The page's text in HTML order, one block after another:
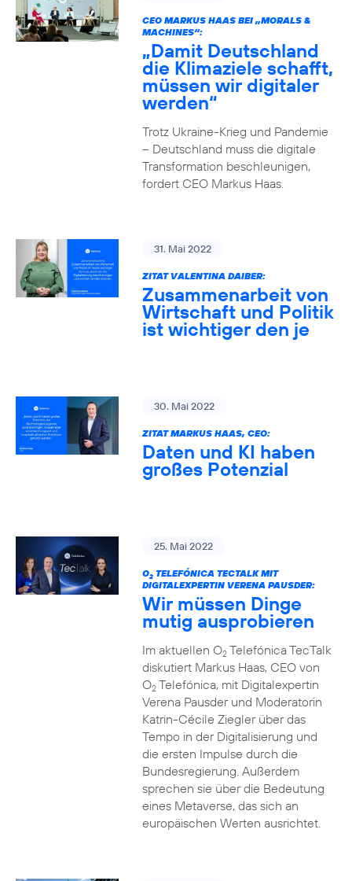
CEO MARKUS HAAS BEI „MORALS &
MACHINES“:
„Damit Deutschland
die Klimaziele schafft,
müssen wir digitaler
werden“
Trotz Ukraine-Krieg und Pandemie
– Deutschland muss die digitale
Transformation beschleunigen,
fordert CEO Markus Haas.
31. Mai 2022
ZITAT VALENTINA DAIBER:
Zusammenarbeit von
Wirtschaft und Politik
ist wichtiger den je
30. Mai 2022
ZITAT MARKUS HAAS, CEO:
Daten und KI haben
großes Potenzial
25. Mai 2022
O2TELEFÓNICA TECTALK MIT
DIGITALEXPERTIN VERENA PAUSDER:
Wir müssen Dinge
mutig ausprobieren
Im aktuellen O2Telefónica TecTalk
diskutiert Markus Haas, CEO von
O2Telefónica, mit Digitalexpertin
Verena Pausder und Moderatorin
Katrin-Cécile Ziegler über das
Tempo in der Digitalisierung und
die ersten Impulse durch die
Bundesregierung. Außerdem
sprechen sie über die Bedeutung
eines Metaverse, das sich an
europäischen Werten ausrichtet.